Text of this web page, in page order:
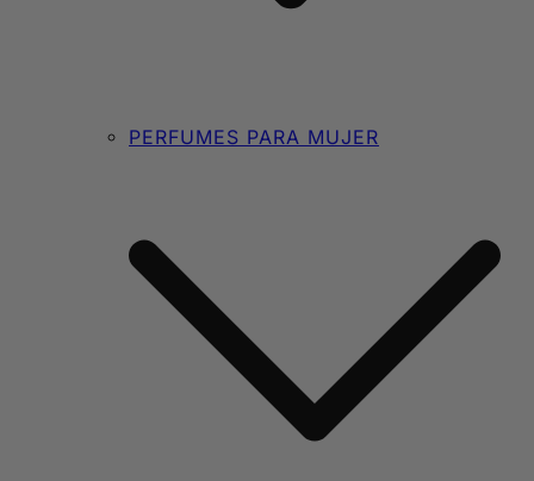
PERFUMES PARA MUJER